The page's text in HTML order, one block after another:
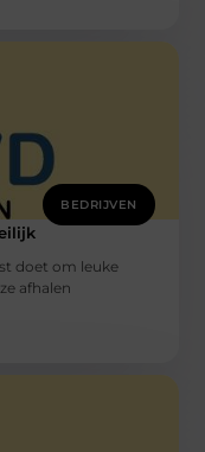
BEDRIJVEN
doet om leuke
afhalen